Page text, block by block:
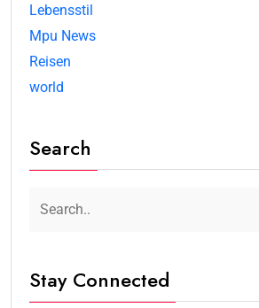
Lebensstil
Mpu News
Reisen
world
Search
Stay Connected